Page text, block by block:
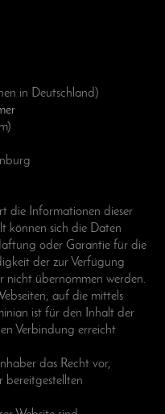
in Deutschland)
die Informationen dieser
können sich die Daten
oder Garantie für die
der zur Verfügung
nicht übernommen werden.
auf die mittels
ist für den Inhalt der
Verbindung erreicht
das Recht vor,
bereitgestellten